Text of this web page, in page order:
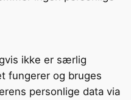
ikke er særlig
fungerer og bruges
personlige data via